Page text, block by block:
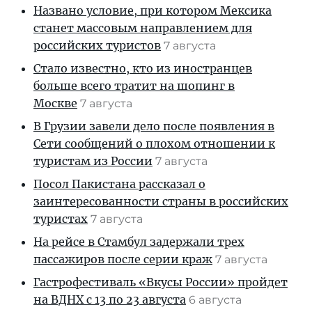
Названо условие, при котором Мексика
станет массовым направлением для
российских туристов 7 августа
Стало известно, кто из иностранцев
больше всего тратит на шопинг в
Москве 7 августа
В Грузии завели дело после появления в
Сети сообщений о плохом отношении к
туристам из России 7 августа
Посол Пакистана рассказал о
заинтересованности страны в российских
туристах 7 августа
На рейсе в Стамбул задержали трех
пассажиров после серии краж 7 августа
Гастрофестиваль «Вкусы России» пройдет
на ВДНХ с 13 по 23 августа 6 августа